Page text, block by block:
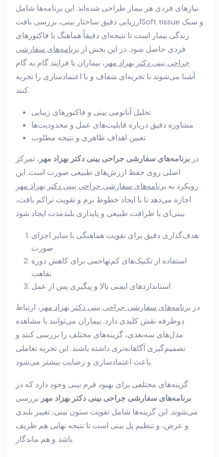
نیازهای فردی هر بیمار طراحی شده‌اند. این برنامه‌ها شامل
ارزیابی دقیق ساختار بینی، بررسی بافتSoft tissue و سبک
زندگی بیمار است تا نتیجه‌ای دقیقاً هماهنگ با فاکتورهای
فردی حاصل شود. در این بخش از برنامه‌های سفارشی
جراحی بینی دکتر بهزاد مهر ، بیماران با فرایند گام به گام
آشنا می‌شوند تا تجربه‌ای شفاف و با اعتمادسازی را تجربه
کنند.
تحلیل آناتومی بینی و فاکتورهای زیبایی
مشاوره دقیق درباره قابلیت‌های عمل و محدودیت‌ها
تعیین اهداف ظاهری و نتیجه مطلوب
در برنامه‌های سفارشی جراحی بینی دکتر بهزاد مهر ، تمرکز
اصلی روی حفظ ارزش‌های طبیعی صورت است. این
رویکرد به برنامه‌های سفارشی جراحی بینی دکتر بهزاد مهر
اجازه می‌دهد تا با ایجاد خطوط نرم و تقویت تراکم بافت،
بینی‌ای با ظرافت طبیعی و پایداری بلندمدت ایجاد شود.
هدف‌گذاری دقیق برای تقویت هماهنگی با سایر اجزای
صورت
استفاده از تکنیک‌های کم‌تهاجمی برای کاهش دوره
نقاهت
استانداردهای ایمنی بالا و پیگیری پس از عمل
در برنامه‌های سفارشی جراحی بینی دکتر بهزاد مهر ، ارتباط
دوطرفه نقش کلیدی دارد. بیماران می‌توانند با مشاهده
مدل‌های سه‌بعدی، گزینه‌های مختلف را بررسی کنند و
تصمیم‌گیری آگاهانه‌تری داشته باشند. این تجربه تعاملی
باعث اعتمادسازی و رضایت بیشتر می‌شود.
گزینه‌های مختلفی برای بهبود فرم بینی وجود دارد که در
برنامه‌های سفارشی جراحی بینی دکتر بهزاد مهر بررسی
می‌شوند. این گزینه‌ها شامل تقویت ستون بینی، تغییر بلندی
و عرض، و تنظیم پل بینی است تا نتیجه نهایی هم ظریف
باشد و هم ماندگار.